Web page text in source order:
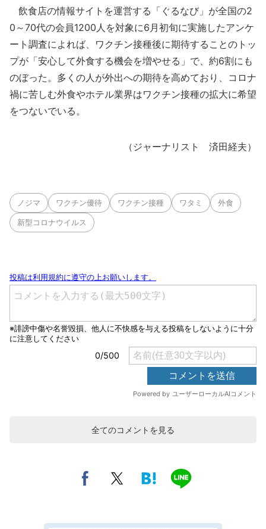
飲食店の情報サイトを運営する「ぐるなび」が全国の2
0～70代の会員1200人を対象に6月初旬に実施したアンケ
ート調査によれば、ワクチン接種後に期待することのトッ
プが「安心して外食する機会を増やせる」で、約6割にも
のぼった。多くの人が外出への期待を高めており、コロナ
禍に苦しむ外食やホテル業界はワクチン接種の拡大に希望
をつないでいる。
（ジャーナリスト 済田経夫）
ノジマ ワクチン優待 ワクチン接種 ワタミ 外食
新型コロナウイルス
全てのコメントを見る